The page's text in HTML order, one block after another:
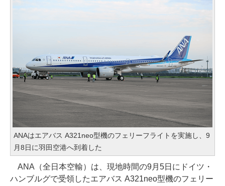
ANAはエアバス A321neo型機のフェリーフライトを実施し、9
月8日に羽田空港へ到着した
ANA（全日本空輸）は、現地時間の9月5日にドイツ・
ハンブルグで受領したエアバス A321neo型機のフェリー